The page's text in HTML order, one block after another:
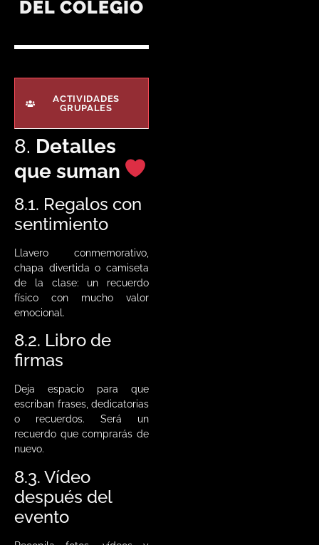
DEL COLEGIO
ACTIVIDADES
GRUPALES
8. Detalles
que suman
8.1. Regalos con
sentimiento
Llavero conmemorativo,
chapa divertida o camiseta
de la clase: un recuerdo
físico con mucho valor
emocional.
8.2. Libro de
firmas
Deja espacio para que
escriban frases, dedicatorias
o recuerdos. Será un
recuerdo que comprarás de
nuevo.
8.3. Vídeo
después del
evento